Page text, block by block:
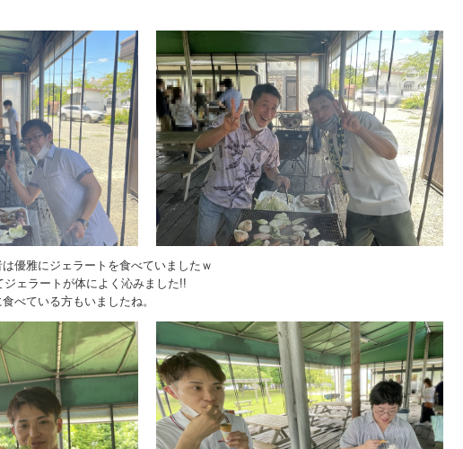
優雅にジェラートを食べていましたｗ
ェラートが体によく沁みました!!
べている方もいましたね。